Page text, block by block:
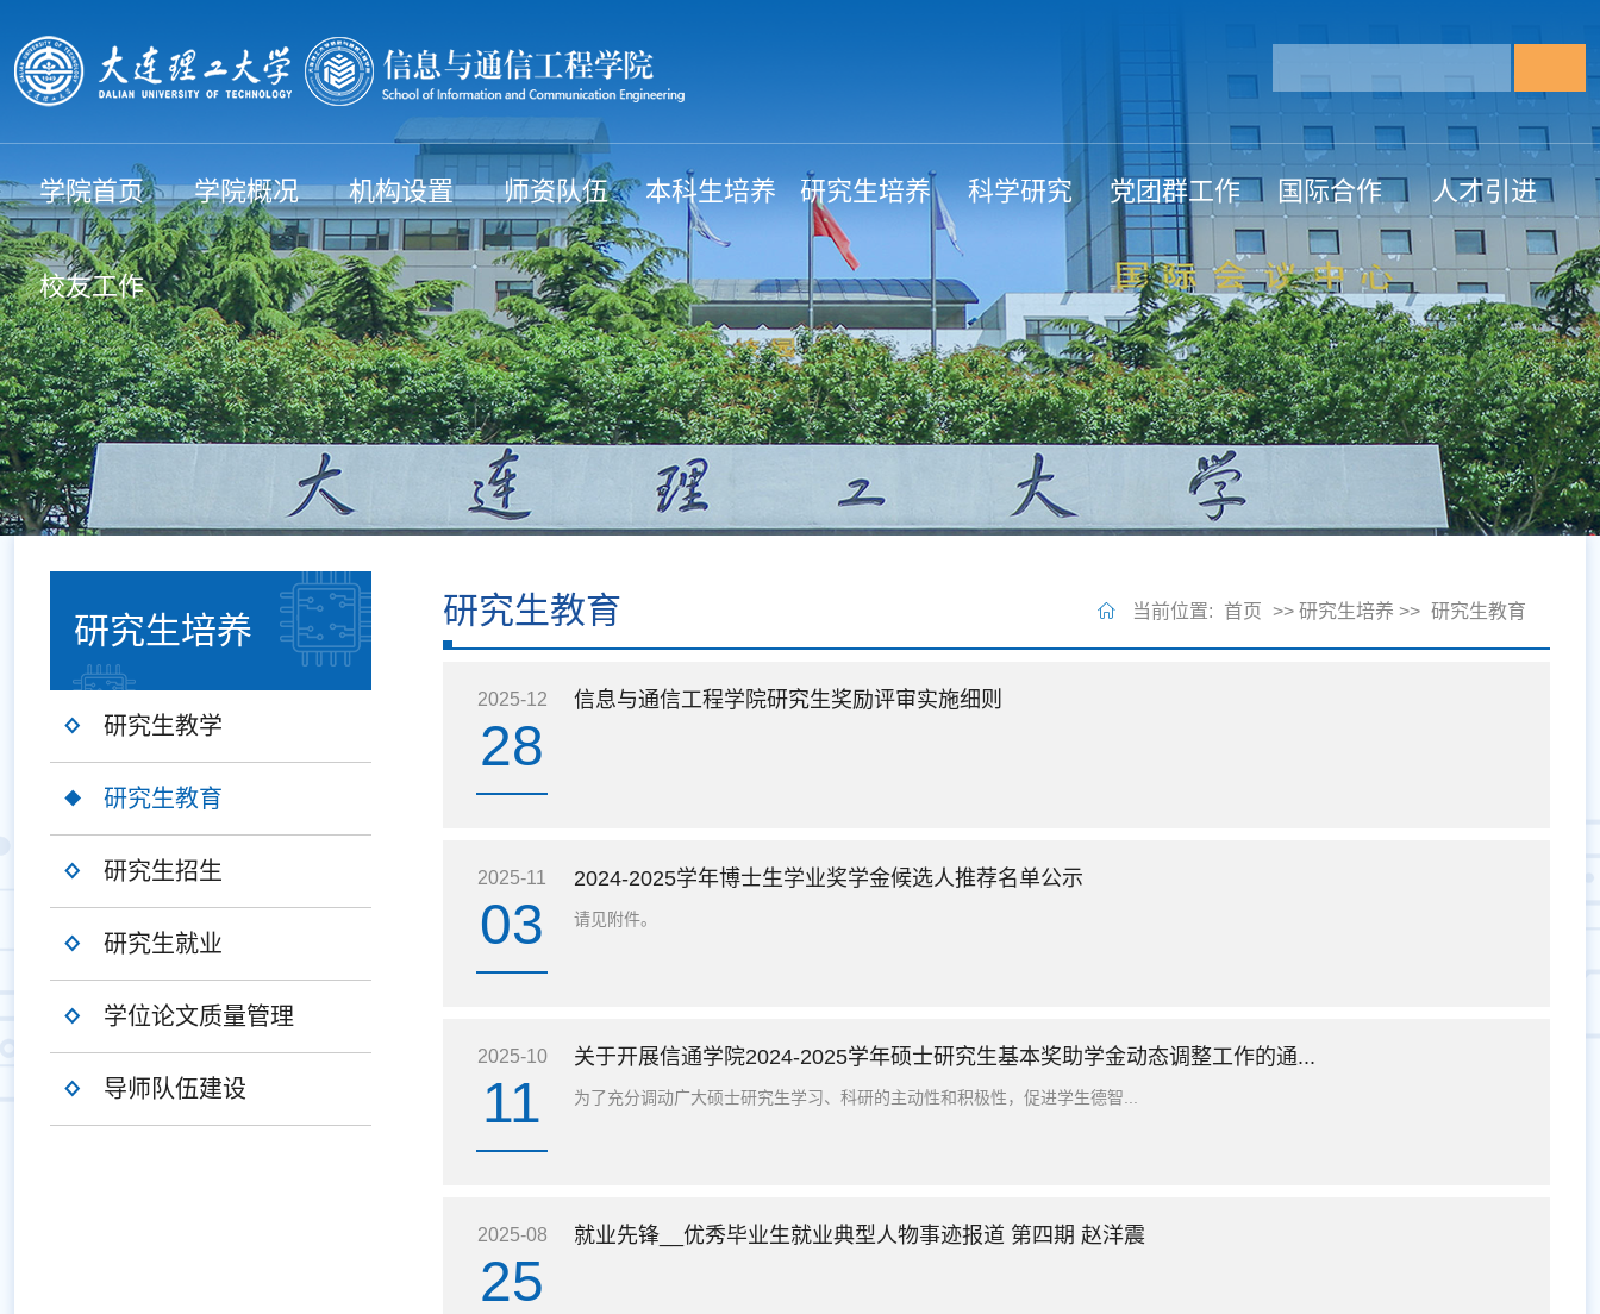
学院首页 学院概况 机构设置 师资队伍 本科生培养 研究生培养 科学研究 党团群工作 国际合作 人才引进
校友工作
研究生培养
研究生教学
研究生教育
研究生招生
研究生就业
学位论文质量管理
导师队伍建设
研究生教育 当前位置: 首页 >> 研究生培养 >> 研究生教育
2025-12
28
信息与通信工程学院研究生奖励评审实施细则
2025-11
03
2024-2025学年博士生学业奖学金候选人推荐名单公示
请见附件。
2025-10
11
关于开展信通学院2024-2025学年硕士研究生基本奖助学金动态调整工作的通...
为了充分调动广大硕士研究生学习、科研的主动性和积极性，促进学生德智...
2025-08
25
就业先锋__优秀毕业生就业典型人物事迹报道 第四期 赵洋震